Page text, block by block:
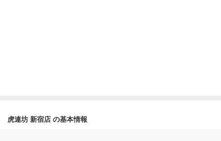
虎連坊 新宿店 の基本情報